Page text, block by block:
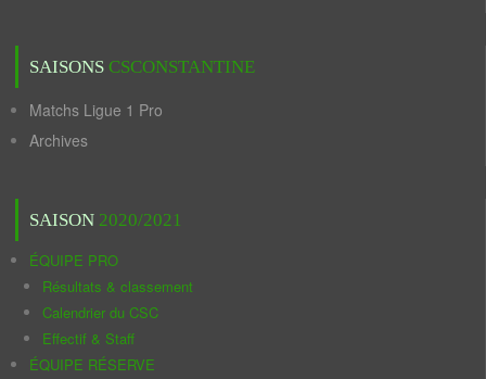
SAISONS CSCONSTANTINE
Matchs Ligue 1 Pro
Archives
SAISON 2020/2021
ÉQUIPE PRO
Résultats & classement
Calendrier du CSC
Effectif & Staff
ÉQUIPE RÉSERVE